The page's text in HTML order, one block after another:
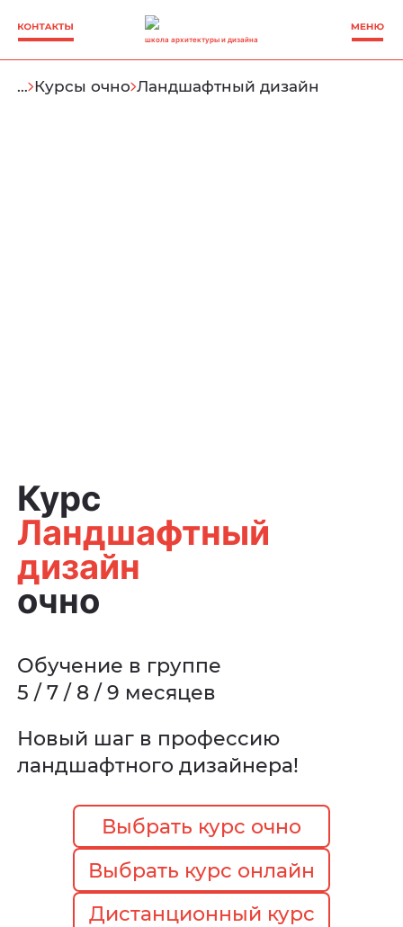
школа архитектуры и дизайна
… Курсы очно Ландшафтный дизайн
Курс
Ландшафтный
дизайн
очно
Обучение в группе
5 / 7 / 8 / 9 месяцев
Новый шаг в профессию
ландшафтного дизайнера!
Выбрать курс очно
Выбрать курс онлайн
Дистанционный курс